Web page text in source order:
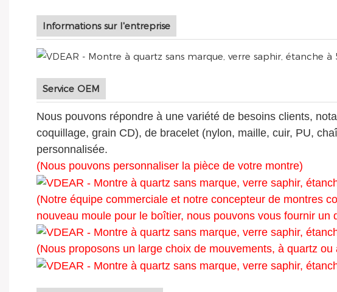
Informations sur l'entreprise
Service OEM
Nous pouvons répondre à une variété de besoins clients,
coquillage, grain CD), de bracelet (nylon, maille, cuir, PU,
personnalisée.
(Nous pouvons personnaliser la pièce de votre montre)
(Notre équipe commerciale et notre concepteur de montres
nouveau moule pour le boîtier, nous pouvons vous fournir un
(Nous proposons un large choix de mouvements, à quartz